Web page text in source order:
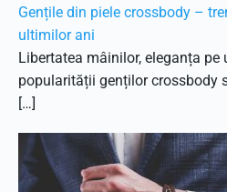
Gențile din piele crossbody –
ultimilor ani
Libertatea mâinilor, eleganța pe
popularității genților crossbody
[…]